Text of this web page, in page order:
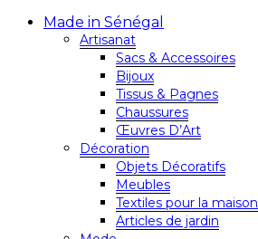
Made in Sénégal
Artisanat
Sacs & Accessoires
Bijoux
Tissus & Pagnes
Chaussures
Œuvres D’Art
Décoration
Objets Décoratifs
Meubles
Textiles pour la maison
Articles de jardin